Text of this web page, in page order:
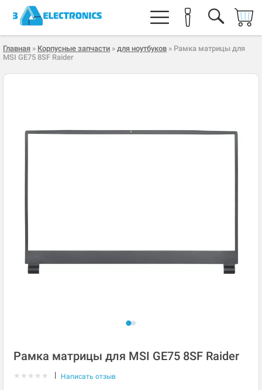
Главная » Корпусные запчасти » для ноутбуков » Рамка матрицы для
MSI GE75 8SF Raider
Рамка матрицы для MSI GE75 8SF Raider
★ ★ ★ ★ ★ | Написать отзыв